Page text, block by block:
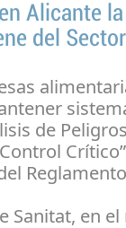
Alicante
del Sector
de
Reglamento
Sanitat, en